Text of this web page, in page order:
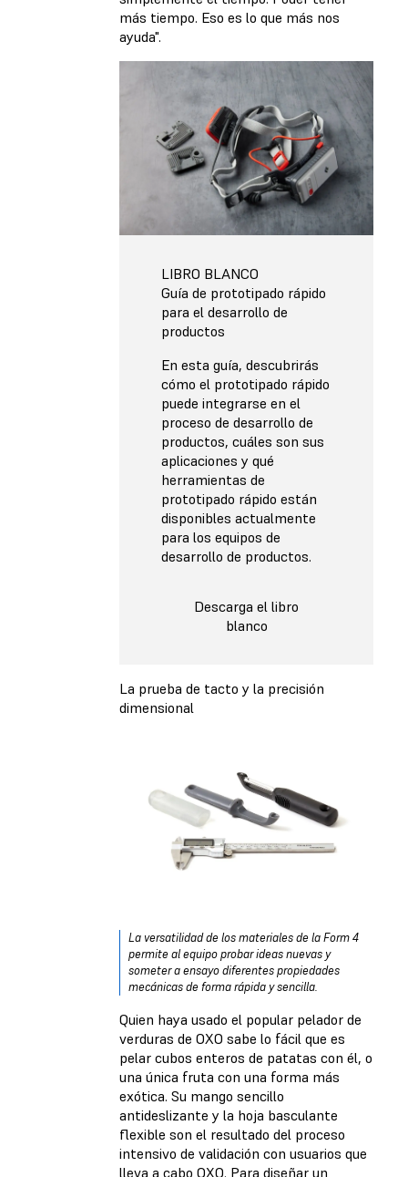
más tiempo. Eso es lo que más nos
ayuda".
LIBRO BLANCO
Guía de prototipado rápido
para el desarrollo de
productos
En esta guía, descubrirás
cómo el prototipado rápido
puede integrarse en el
proceso de desarrollo de
productos, cuáles son sus
aplicaciones y qué
herramientas de
prototipado rápido están
disponibles actualmente
para los equipos de
desarrollo de productos.
Descarga el libro
blanco
La prueba de tacto y la precisión
dimensional
La versatilidad de los materiales de la Form 4
permite al equipo probar ideas nuevas y
someter a ensayo diferentes propiedades
mecánicas de forma rápida y sencilla.
Quien haya usado el popular pelador de
verduras de OXO sabe lo fácil que es
pelar cubos enteros de patatas con él, o
una única fruta con una forma más
exótica. Su mango sencillo
antideslizante y la hoja basculante
flexible son el resultado del proceso
intensivo de validación con usuarios que
lleva a cabo OXO. Para diseñar un